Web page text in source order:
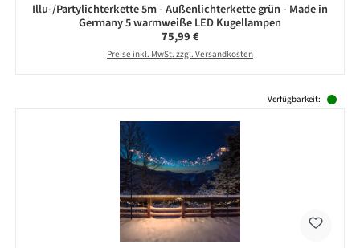
Illu-/Partylichterkette 5m - Außenlichterkette grün - Made in
Germany 5 warmweiße LED Kugellampen
Regulärer Preis:
75,99 €
Preise inkl. MwSt. zzgl. Versandkosten
Verfügbarkeit: